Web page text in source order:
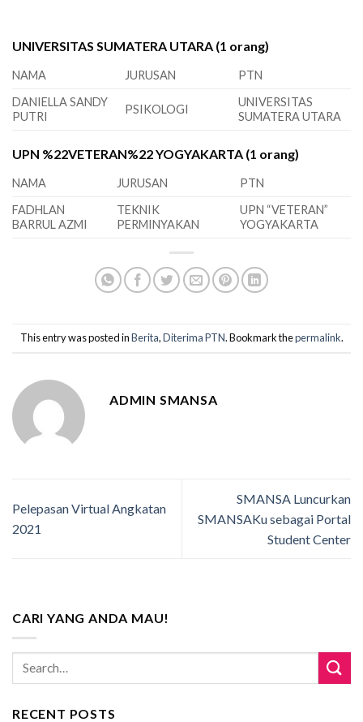
UNIVERSITAS SUMATERA UTARA (1 orang)
NAMA JURUSAN
PTN
DANIELLA SANDY
PUTRI
PSIKOLOGI
UNIVERSITAS
SUMATERA UTARA
UPN %22VETERAN%22 YOGYAKARTA (1 orang)
NAMA JURUSAN
PTN
FADHLAN
BARRUL AZMI
TEKNIK
PERMINYAKAN
UPN “VETERAN”
YOGYAKARTA
This entry was posted inBerita,Diterima PTN. Bookmark thepermalink.
ADMIN SMANSA
Pelepasan Virtual Angkatan
2021
SMANSA Luncurkan
SMANSAKu sebagai Portal
Student Center
CARI YANG ANDA MAU!
RECENT POSTS